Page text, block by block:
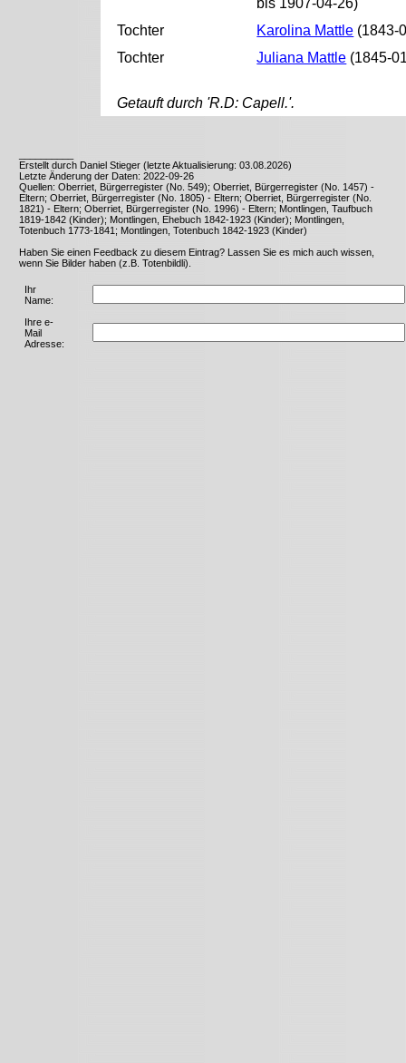
bis 1907-04-26)
Tochter
Karolina Mattle (1843-
Tochter
Juliana Mattle (1845-
Getauft durch 'R.D: Capell.'.
Erstellt durch Daniel Stieger (letzte Aktualisierung: 03.08.2026)
Letzte Änderung der Daten: 2022-09-26
Quellen: Oberriet, Bürgerregister (No. 549); Oberriet, Bürgerregister (No. 1457) -
Eltern; Oberriet, Bürgerregister (No. 1805) - Eltern; Oberriet, Bürgerregister (No.
1821) - Eltern; Oberriet, Bürgerregister (No. 1996) - Eltern; Montlingen, Taufbuch
1819-1842 (Kinder); Montlingen, Ehebuch 1842-1923 (Kinder); Montlingen,
Totenbuch 1773-1841; Montlingen, Totenbuch 1842-1923 (Kinder)
Haben Sie einen Feedback zu diesem Eintrag? Lassen Sie es mich auch wissen,
wenn Sie Bilder haben (z.B. Totenbildli).
Ihr
Name:
Ihre e-
Mail
Adresse: